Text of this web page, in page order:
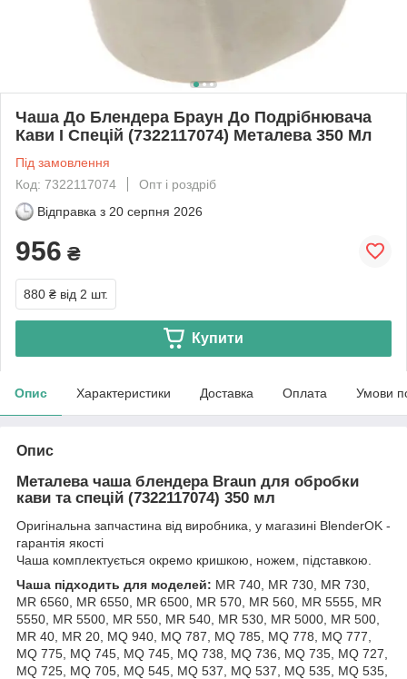
Чаша До Блендера Браун До Подрібнювача
Кави І Спецій (7322117074) Металева 350 Мл
Під замовлення
Код: 7322117074
Опт і роздріб
Відправка з 20 серпня 2026
956 ₴
880 ₴ від 2 шт.
Купити
Опис Характеристики Доставка Оплата Умови
Опис
Металева чаша блендера Braun для обробки
кави та спецій (7322117074) 350 мл
Оригінальна запчастина від виробника, у магазині BlenderOK -
гарантія якості
Чаша комплектується окремо кришкою, ножем, підставкою.
Чаша підходить для моделей: MR 740, MR 730, MR 730,
MR 6560, MR 6550, MR 6500, MR 570, MR 560, MR 5555, MR
5550, MR 5500, MR 550, MR 540, MR 530, MR 5000, MR 500,
MR 40, MR 20, MQ 940, MQ 787, MQ 785, MQ 778, MQ 777,
MQ 775, MQ 745, MQ 745, MQ 738, MQ 736, MQ 735, MQ 727,
MQ 725, MQ 705, MQ 545, MQ 537, MQ 537, MQ 535, MQ 535,